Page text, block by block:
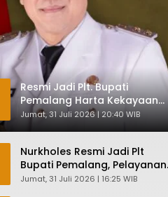
Resmi Jadi Plt. Bupati
Pemalang Harta Kekayaan
Nurkholes Sentuh Rp 12 Miliar
Jumat, 31 Juli 2026 | 20:40 WIB
Nurkholes Resmi Jadi Plt
Bupati Pemalang, Pelayanan
Publik Dijamin Tetap Lancar
Jumat, 31 Juli 2026 | 16:25 WIB